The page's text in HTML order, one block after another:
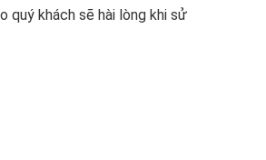
quý khách sẽ hài lòng khi sử